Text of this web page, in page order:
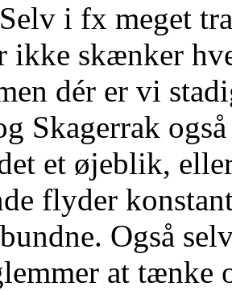
i fx meget
ikke skænker
dér er vi
Skagerrak
et øjeblik,
flyder
Også
at tænke